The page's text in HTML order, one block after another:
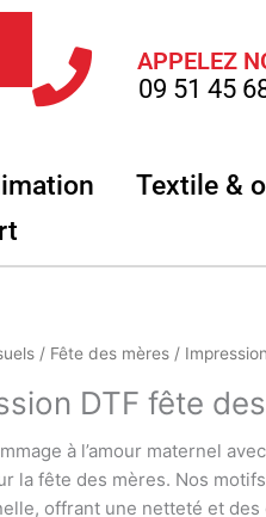
APPELEZ
09 51 45
Ouvrir Transferts
Textile &
/ Fête des mères/
DTF fête
à l’amour maternel
la fête des mères. Nos
offrant une netteté et